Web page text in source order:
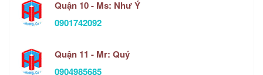
Quận 10 - Ms: Như Ý
0901742092
Quận 11 - Mr: Quý
0904985685